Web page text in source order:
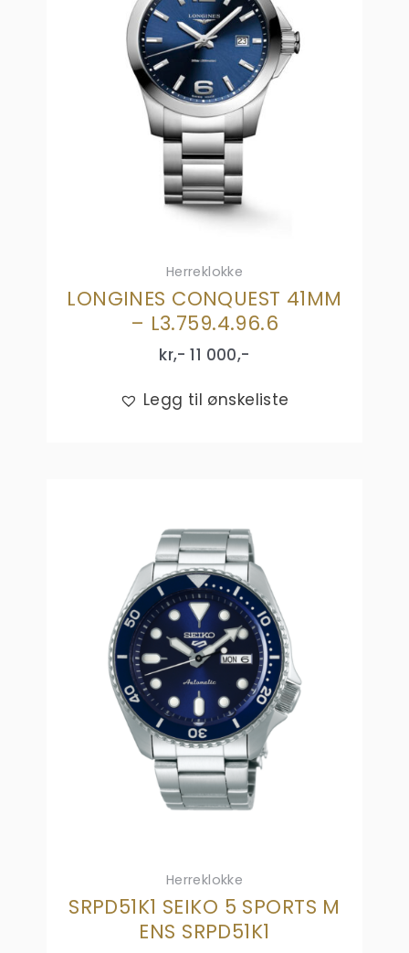
Herreklokke
LONGINES CONQUEST 41MM
– L3.759.4.96.6
kr,- 11 000,-
Legg til ønskeliste
Herreklokke
SRPD51K1 SEIKO 5 SPORTS M
ENS SRPD51K1